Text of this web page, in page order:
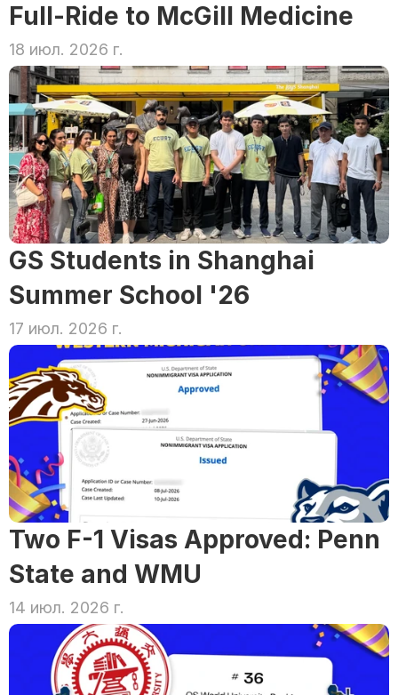
Full-Ride to McGill Medicine
18 июл. 2026 г.
GS Students in Shanghai
Summer School '26
17 июл. 2026 г.
Two F-1 Visas Approved: Penn
State and WMU
14 июл. 2026 г.